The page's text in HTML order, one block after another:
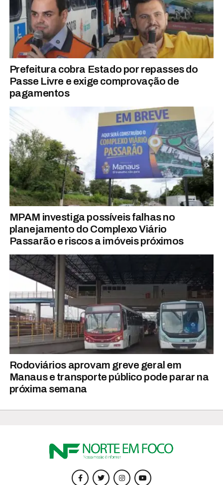
Prefeitura cobra Estado por repasses do
Passe Livre e exige comprovação de
pagamentos
MPAM investiga possíveis falhas no
planejamento do Complexo Viário
Passarão e riscos a imóveis próximos
Rodoviários aprovam greve geral em
Manaus e transporte público pode parar na
próxima semana